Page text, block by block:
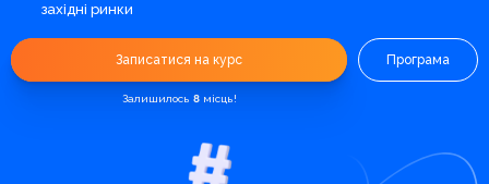
західні ринки
Записатися на курс
Залишилось 8місць!
Програма